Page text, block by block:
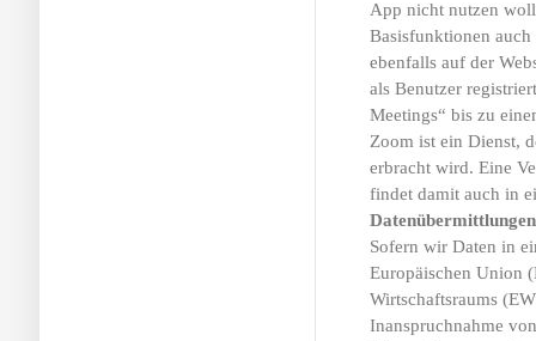
App nicht nutzen
Basisfunktionen auch
ebenfalls auf der
als Benutzer
Meetings“ bis zu
Zoom ist ein Dienst,
erbracht wird. Eine
findet damit auch in
Sofern wir Daten in
Europäischen Union
Wirtschaftsraums
Inanspruchnahme